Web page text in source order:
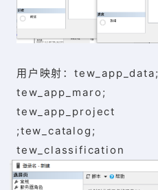
用户映射：tew_app_data;
tew_app_maro;
tew_app_project
;tew_catalog;
tew_classification